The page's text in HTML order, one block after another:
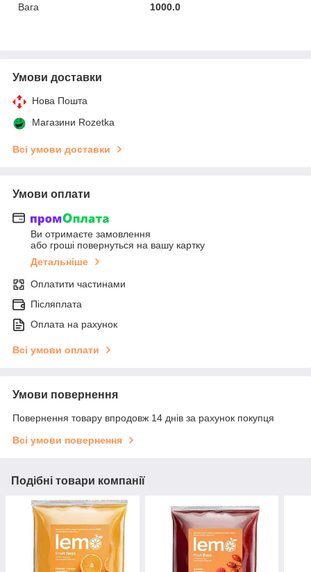
Вага
1000.0
Умови доставки
Нова Пошта
Магазини Rozetka
Всі умови доставки
Умови оплати
Ви отримаєте замовлення
або гроші повернуться на вашу картку
Детальніше
Оплатити частинами
Післяплата
Оплата на рахунок
Всі умови оплати
Умови повернення
Повернення товару впродовж 14 днів за рахунок покупця
Всі умови повернення
Подібні товари компанії